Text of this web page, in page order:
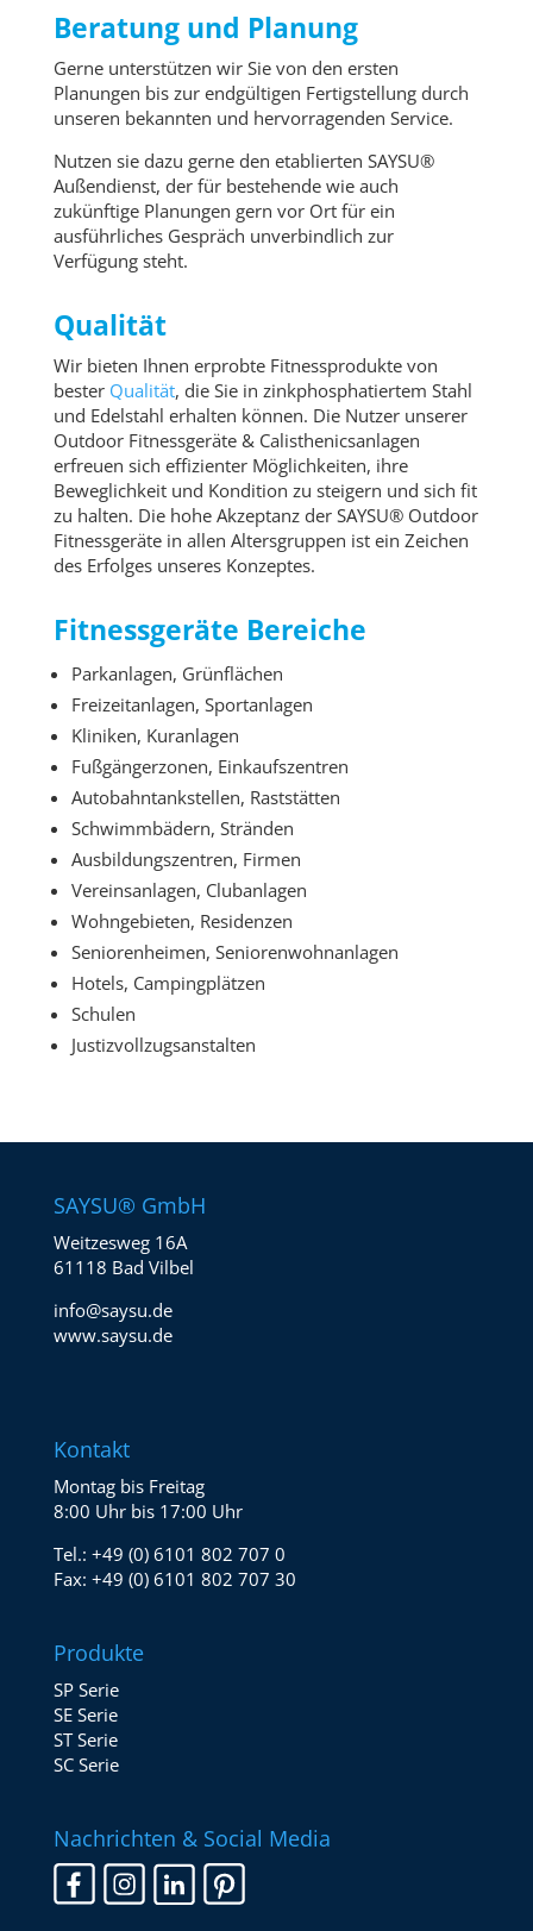
Beratung und Planung
Gerne unterstützen wir Sie von den ersten
Planungen bis zur endgültigen Fertigstellung durch
unseren bekannten und hervorragenden Service.
Nutzen sie dazu gerne den etablierten SAYSU®
Außendienst, der für bestehende wie auch
zukünftige Planungen gern vor Ort für ein
ausführliches Gespräch unverbindlich zur
Verfügung steht.
Qualität
Wir bieten Ihnen erprobte Fitnessprodukte von
bester Qualität, die Sie in zinkphosphatiertem Stahl
und Edelstahl erhalten können. Die Nutzer unserer
Outdoor Fitnessgeräte & Calisthenicsanlagen
erfreuen sich effizienter Möglichkeiten, ihre
Beweglichkeit und Kondition zu steigern und sich fit
zu halten. Die hohe Akzeptanz der SAYSU® Outdoor
Fitnessgeräte in allen Altersgruppen ist ein Zeichen
des Erfolges unseres Konzeptes.
Fitnessgeräte Bereiche
Parkanlagen, Grünflächen
Freizeitanlagen, Sportanlagen
Kliniken, Kuranlagen
Fußgängerzonen, Einkaufszentren
Autobahntankstellen, Raststätten
Schwimmbädern, Stränden
Ausbildungszentren, Firmen
Vereinsanlagen, Clubanlagen
Wohngebieten, Residenzen
Seniorenheimen, Seniorenwohnanlagen
Hotels, Campingplätzen
Schulen
Justizvollzugsanstalten
SAYSU® GmbH
Weitzesweg 16A
61118 Bad Vilbel
info@saysu.de
www.saysu.de
Kontakt
Montag bis Freitag
8:00 Uhr bis 17:00 Uhr
Tel.: +49 (0) 6101 802 707 0
Fax: +49 (0) 6101 802 707 30
Produkte
SP Serie
SE Serie
ST Serie
SC Serie
Nachrichten & Social Media